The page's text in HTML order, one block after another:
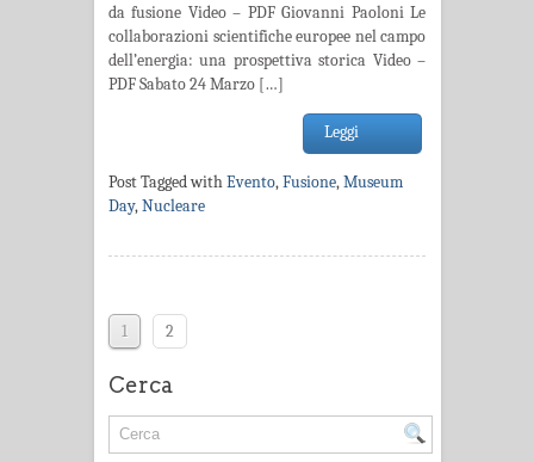
da fusione Video – PDF Giovanni Paoloni Le
collaborazioni scientifiche europee nel campo
dell’energia: una prospettiva storica Video –
PDF Sabato 24 Marzo […]
Leggi
Post Tagged withEvento,Fusione,Museum
Day,Nucleare
1 2
Cerca